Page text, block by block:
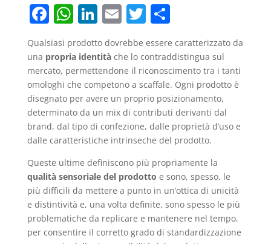
F
a
c
e
b
o
o
k
W
h
at
s
A
p
p
Li
n
k
e
dI
n
E
m
ai
l
T
itt
er
C
n
di
vi
di
Qualsiasi prodotto dovrebbe essere caratterizzato da
una propria identitàche lo contraddistingua sul
mercato, permettendone il riconoscimento tra i tanti
omologhi che competono a scaffale. Ogni prodotto è
disegnato per avere un proprio posizionamento,
determinato da un mix di contributi derivanti dal
brand, dal tipo di confezione, dalle proprietà d’uso e
dalle caratteristiche intrinseche del prodotto.
Queste ultime definiscono più propriamente la
qualità sensoriale del prodotto e sono, spesso, le
più difficili da mettere a punto in un’ottica di unicità
e distintività e, una volta definite, sono spesso le più
problematiche da replicare e mantenere nel tempo,
per consentire il corretto grado di standardizzazione